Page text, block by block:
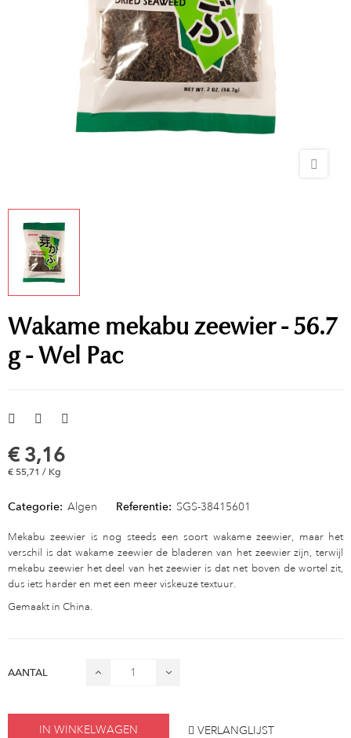
Wakame mekabu zeewier - 56.7
g - Wel Pac
€ 3,16
€ 55,71 / Kg
Categorie: Algen Referentie: SGS-38415601
Mekabu zeewier is nog steeds een soort wakame zeewier, maar het
verschil is dat wakame zeewier de bladeren van het zeewier zijn, terwijl
mekabu zeewier het deel van het zeewier is dat net boven de wortel zit,
dus iets harder en met een meer viskeuze textuur.
Gemaakt in China.
AANTAL
IN WINKELWAGEN VERLANGLIJST